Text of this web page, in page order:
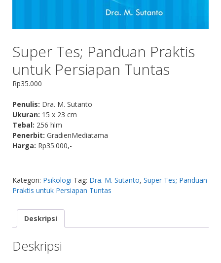
Super Tes; Panduan Praktis
untuk Persiapan Tuntas
Rp35.000
Penulis: Dra. M. Sutanto
Ukuran: 15 x 23 cm
Tebal: 256 hlm
Penerbit: GradienMediatama
Harga: Rp35.000,-
Kategori: Psikologi Tag: Dra. M. Sutanto, Super Tes; Panduan
Praktis untuk Persiapan Tuntas
Deskripsi
Deskripsi